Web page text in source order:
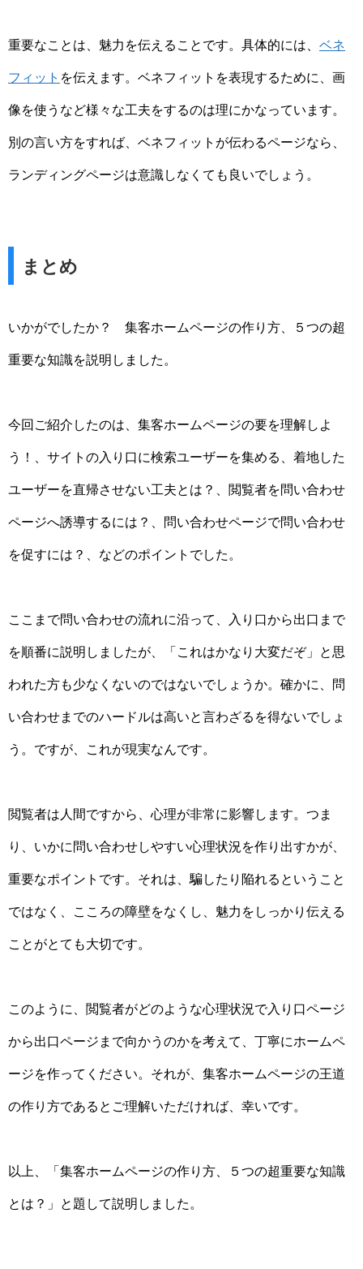
重要なことは、魅力を伝えることです。具体的には、 ベネ
フィット を伝えます。ベネフィットを表現するために、画
像を使うなど様々な工夫をするのは理にかなっています。
別の言い方をすれば、ベネフィットが伝わるページなら、
ランディングページは意識しなくても良いでしょう。
まとめ
いかがでしたか？ 集客ホームページの作り方、５つの超
重要な知識を説明しました。
今回ご紹介したのは、集客ホームページの要を理解しよ
う！、サイトの入り口に検索ユーザーを集める、着地した
ユーザーを直帰させない工夫とは？、閲覧者を問い合わせ
ページへ誘導するには？、問い合わせページで問い合わせ
を促すには？、などのポイントでした。
ここまで問い合わせの流れに沿って、入り口から出口まで
を順番に説明しましたが、「これはかなり大変だぞ」と思
われた方も少なくないのではないでしょうか。確かに、問
い合わせまでのハードルは高いと言わざるを得ないでしょ
う。ですが、これが現実なんです。
閲覧者は人間ですから、心理が非常に影響します。つま
り、いかに問い合わせしやすい心理状況を作り出すかが、
重要なポイントです。それは、騙したり陥れるということ
ではなく、こころの障壁をなくし、魅力をしっかり伝える
ことがとても大切です。
このように、閲覧者がどのような心理状況で入り口ページ
から出口ページまで向かうのかを考えて、丁寧にホームペ
ージを作ってください。それが、集客ホームページの王道
の作り方であるとご理解いただければ、幸いです。
以上、「集客ホームページの作り方、５つの超重要な知識
とは？」と題して説明しました。